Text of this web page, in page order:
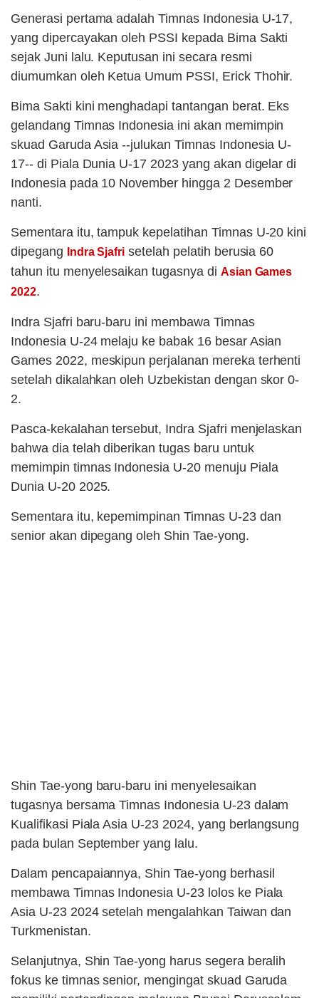
Generasi pertama adalah Timnas Indonesia U-17,
yang dipercayakan oleh PSSI kepada Bima Sakti
sejak Juni lalu. Keputusan ini secara resmi
diumumkan oleh Ketua Umum PSSI, Erick Thohir.
Bima Sakti kini menghadapi tantangan berat. Eks
gelandang Timnas Indonesia ini akan memimpin
skuad Garuda Asia --julukan Timnas Indonesia U-
17-- di Piala Dunia U-17 2023 yang akan digelar di
Indonesia pada 10 November hingga 2 Desember
nanti.
Sementara itu, tampuk kepelatihan Timnas U-20 kini
dipegang
Indra Sjafri setelah pelatih berusia 60
tahun itu menyelesaikan tugasnya di Asian Games
2022.
Indra Sjafri baru-baru ini membawa Timnas
Indonesia U-24 melaju ke babak 16 besar Asian
Games 2022, meskipun perjalanan mereka terhenti
setelah dikalahkan oleh Uzbekistan dengan skor 0-
2.
Pasca-kekalahan tersebut, Indra Sjafri menjelaskan
bahwa dia telah diberikan tugas baru untuk
memimpin timnas Indonesia U-20 menuju Piala
Dunia U-20 2025.
Sementara itu, kepemimpinan Timnas U-23 dan
senior akan dipegang oleh Shin Tae-yong.
Shin Tae-yong baru-baru ini menyelesaikan
tugasnya bersama Timnas Indonesia U-23 dalam
Kualifikasi Piala Asia U-23 2024, yang berlangsung
pada bulan September yang lalu.
Dalam pencapaiannya, Shin Tae-yong berhasil
membawa Timnas Indonesia U-23 lolos ke Piala
Asia U-23 2024 setelah mengalahkan Taiwan dan
Turkmenistan.
Selanjutnya, Shin Tae-yong harus segera beralih
fokus ke timnas senior, mengingat skuad Garuda